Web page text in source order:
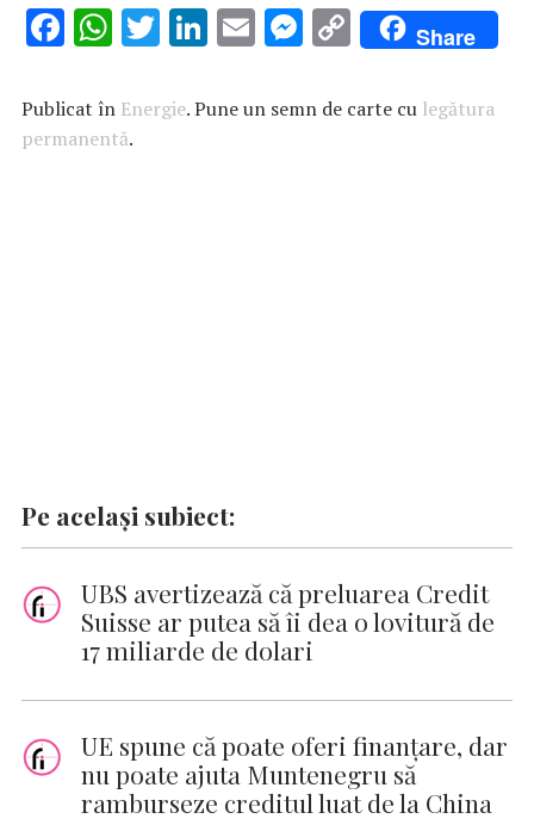
F
e
b
W
at
s
T
it
Li
k
E
ai
M
se
C
o
p
Share
Publicat în Energie. Pune un semn de carte cu legătura
permanentă.
Pe același subiect:
UBS avertizează că preluarea Credit
Suisse ar putea să îi dea o lovitură de
17 miliarde de dolari
UE spune că poate oferi finanţare, dar
nu poate ajuta Muntenegru să
ramburseze creditul luat de la China